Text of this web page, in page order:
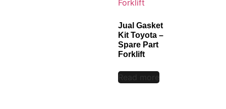
Jual Gasket
Kit Toyota –
Spare Part
Forklift
Read more